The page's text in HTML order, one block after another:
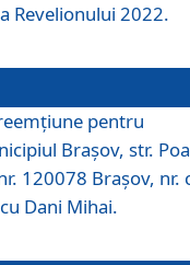
Revelionului 2022.
pentru
Braşov, str.
120078 Brașov, nr.
Dani Mihai.